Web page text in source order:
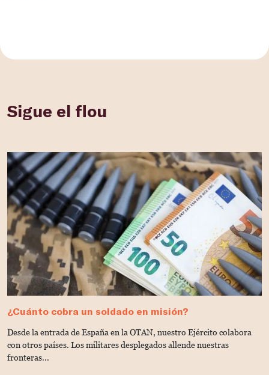
Sigue el flou
¿Cuánto cobra un soldado en misión?
Desde la entrada de España en la OTAN, nuestro Ejército colabora
con otros países. Los militares desplegados allende nuestras
fronteras...